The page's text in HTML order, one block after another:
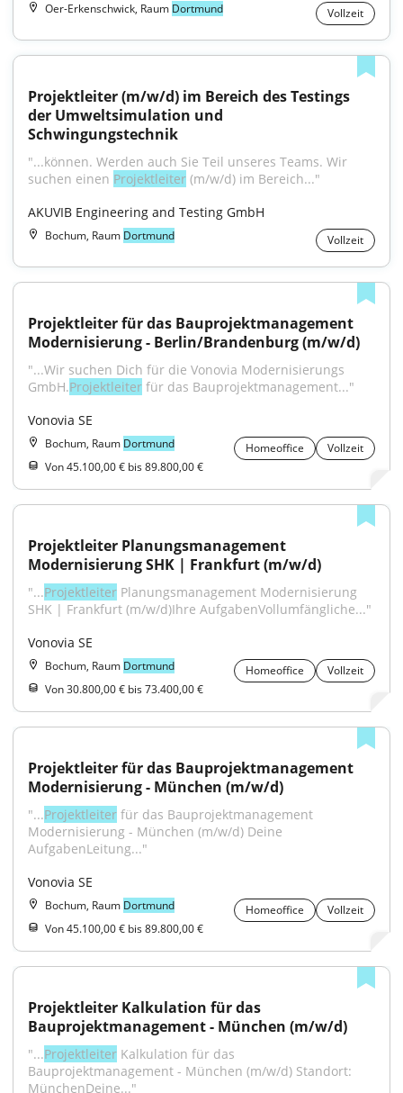
Oer-Erkenschwick, Raum Dortmund Vollzeit
Projektleiter (m/w/d) im Bereich des Testings
der Umweltsimulation und
Schwingungstechnik
"...können. Werden auch Sie Teil unseres Teams. Wir
suchen einen Projektleiter (m/w/d) im Bereich..."
AKUVIB Engineering and Testing GmbH
Bochum, Raum Dortmund Vollzeit
Projektleiter für das Bauprojektmanagement
Modernisierung - Berlin/Brandenburg (m/w/d)
"...Wir suchen Dich für die Vonovia Modernisierungs
GmbH.Projektleiter für das Bauprojektmanagement..."
Vonovia SE
Bochum, Raum Dortmund Homeoffice
Vollzeit
Von 45.100,00 € bis 89.800,00 €
Projektleiter Planungsmanagement
Modernisierung SHK | Frankfurt (m/w/d)
"...Projektleiter Planungsmanagement Modernisierung
SHK | Frankfurt (m/w/d)Ihre AufgabenVollumfängliche..."
Vonovia SE
Bochum, Raum Dortmund Homeoffice
Vollzeit
Von 30.800,00 € bis 73.400,00 €
Projektleiter für das Bauprojektmanagement
Modernisierung - München (m/w/d)
"...Projektleiter für das Bauprojektmanagement
Modernisierung - München (m/w/d) Deine
AufgabenLeitung..."
Vonovia SE
Bochum, Raum Dortmund Homeoffice
Vollzeit
Von 45.100,00 € bis 89.800,00 €
Projektleiter Kalkulation für das
Bauprojektmanagement - München (m/w/d)
"...Projektleiter Kalkulation für das
Bauprojektmanagement - München (m/w/d) Standort:
MünchenDeine..."